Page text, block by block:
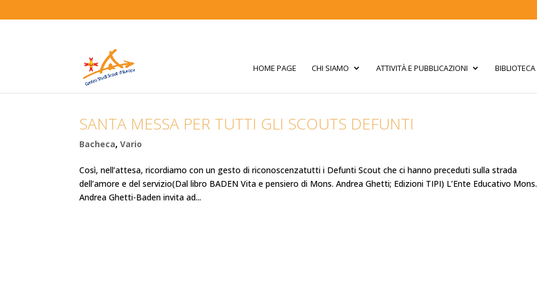
HOME PAGE CHI SIAMO ATTIVITÀ E PUBBLICAZIONI BIBLIOTECA
SANTA MESSA PER TUTTI GLI SCOUTS DEFUNTI
Bacheca,Vario
Così, nell’attesa, ricordiamo con un gesto di riconoscenzatutti i Defunti Scout che ci hanno preceduti sulla strada
dell’amore e del servizio(Dal libro BADEN Vita e pensiero di Mons. Andrea Ghetti; Edizioni TIPI) L’Ente Educativo Mons.
Andrea Ghetti-Baden invita ad...